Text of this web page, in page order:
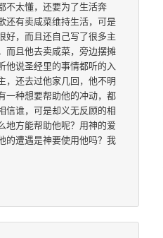
不太懂，还要为了生活奔
还有卖咸菜维持生活，可是
好，而且还自己写了很多主
而且他去卖咸菜，旁边摆摊
他说圣经里的事情都听的入
，还去过他家几回，他不明
一种想要帮助他的冲动，都
信谁，可是却义无反顾的相
地方能帮助他呢？用神的爱
的遭遇是神要使用他吗？我